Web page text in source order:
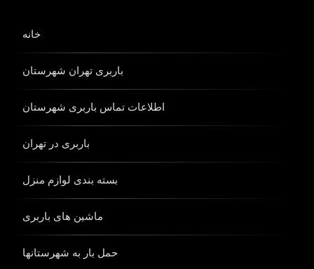
خانه
باربری تهران شهرستان
اطلاعات تماس باربری شهرستان
باربری در تهران
بسته بندی لوازم منزل
ماشین های باربری
حمل بار به شهرستانها